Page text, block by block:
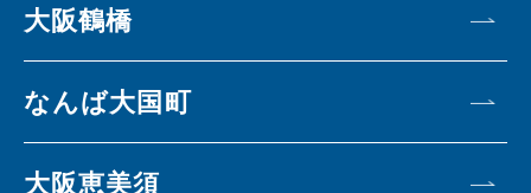
大阪鶴橋
なんば大国町
大阪恵美須